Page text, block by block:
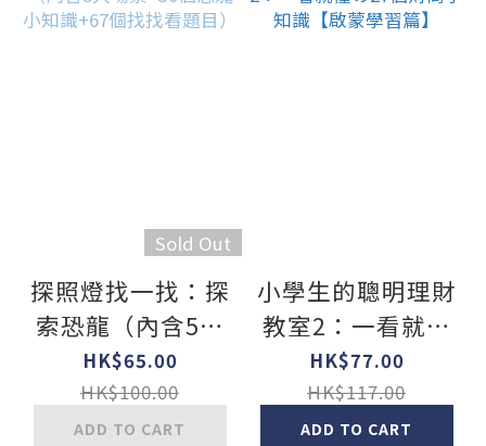
Sold Out
探照燈找一找：探
索恐龍（內含5大
場景+30個恐龍小
知識+67個找找看
題目）
HK$65.00
HK$100.00
ADD TO CART
小學生的聰明理財
教室2：一看就懂
の27個財商小知識
【啟蒙學習篇】
HK$77.00
HK$117.00
ADD TO CART